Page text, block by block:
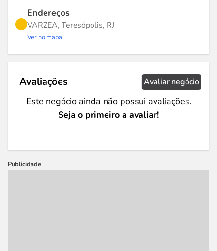
Endereços
VARZEA, Teresópolis, RJ
Ver no mapa
Avaliações Avaliar negócio
Este negócio ainda não possui avaliações.
Seja o primeiro a avaliar!
Publicidade